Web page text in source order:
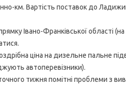
км. Вартість поставок до
Івано-Франківської області
ціна на дизельне пальне
автоперевізники).
тижня помітні проблеми з